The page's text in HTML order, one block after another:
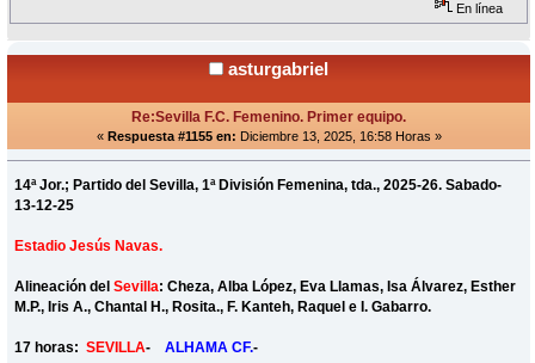
En línea
asturgabriel
Re:Sevilla F.C. Femenino. Primer equipo.
« Respuesta #1155 en: Diciembre 13, 2025, 16:58 Horas »
14ª Jor.; Partido del Sevilla, 1ª División Femenina, tda., 2025-26. Sabado-
13-12-25
Estadio Jesús Navas.
Alineación delSevilla: Cheza, Alba López, Eva Llamas, Isa Álvarez, Esther
M.P., Iris A., Chantal H., Rosita., F. Kanteh, Raquel e I. Gabarro.
17 horas:SEVILLA-ALHAMA CF.-